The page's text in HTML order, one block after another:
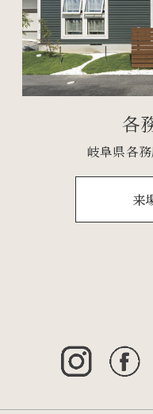
各
岐阜県各
来